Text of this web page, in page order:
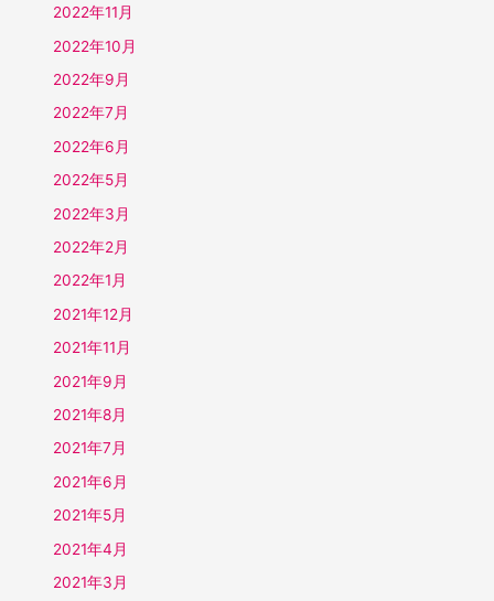
2022年11月
2022年10月
2022年9月
2022年7月
2022年6月
2022年5月
2022年3月
2022年2月
2022年1月
2021年12月
2021年11月
2021年9月
2021年8月
2021年7月
2021年6月
2021年5月
2021年4月
2021年3月